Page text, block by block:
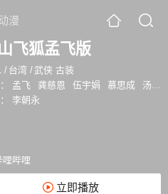
漫
飞狐孟飞版
/ 台湾 / 武侠 古装
孟飞 龚慈恩 伍宇娟 慕思成
汤镇宗
李朝永
哩哔哩
立即播放